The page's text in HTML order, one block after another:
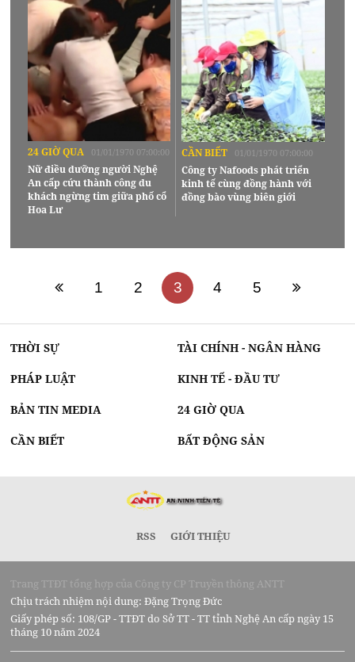
24 GIỜ QUA 01/01/1970 07:00:00
Nữ điều dưỡng người Nghệ
An cấp cứu thành công du
khách ngừng tim giữa phố cổ
Hoa Lư
CẦN BIẾT 01/01/1970 07:00:00
Công ty Nafoods phát triển
kinh tế cùng đồng hành với
đồng bào vùng biên giới
1 2 3 4 5
THỜI SỰ TÀI CHÍNH - NGÂN HÀNG
PHÁP LUẬT KINH TẾ - ĐẦU TƯ
BẢN TIN MEDIA 24 GIỜ QUA
CẦN BIẾT BẤT ĐỘNG SẢN
RSS GIỚI THIỆU
Trang TTĐT tổng hợp của Công ty CP Truyền thông ANTT
Chịu trách nhiệm nội dung: Đặng Trọng Đức
Giấy phép số: 108/GP - TTĐT do Sở TT - TT tỉnh Nghệ An cấp ngày 15
tháng 10 năm 2024